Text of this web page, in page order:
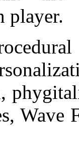
player.
Wave